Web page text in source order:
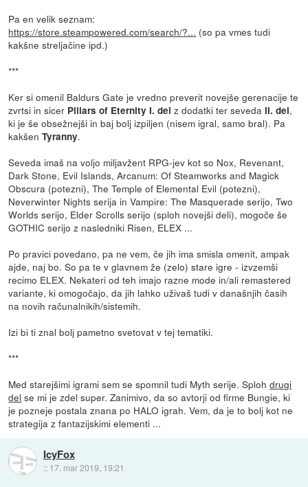
Pa en velik seznam:
https://store.steampowered.com/search/?... (so pa vmes tudi
kakšne streljačine ipd.)
***
Ker si omenil Baldurs Gate je vredno preverit novejše gerenacije te
zvrtsi in sicer Pillars of Eternity I. del z dodatki ter sevedaII. del,
ki je še obsežnejši in baj bolj izpiljen (nisem igral, samo bral). Pa
kakšenTyranny.
Seveda imaš na voljo miljavžent RPG-jev kot so Nox, Revenant,
Dark Stone, Evil Islands, Arcanum: Of Steamworks and Magick
Obscura (potezni), The Temple of Elemental Evil (potezni),
Neverwinter Nights serija in Vampire: The Masquerade serijo, Two
Worlds serijo, Elder Scrolls serijo (sploh novejši deli), mogoče še
GOTHIC serijo z nasledniki Risen, ELEX ...
Po pravici povedano, pa ne vem, če jih ima smisla omenit, ampak
ajde, naj bo. So pa te v glavnem že (zelo) stare igre - izvzemši
recimo ELEX. Nekateri od teh imajo razne mode in/ali remastered
variante, ki omogočajo, da jih lahko uživaš tudi v današnjih časih
na novih računalnikih/sistemih.
Izi bi ti znal bolj pametno svetovat v tej tematiki.
***
Med starejšimi igrami sem se spomnil tudi Myth serije. Splohdrugi
del se mi je zdel super. Zanimivo, da so avtorji od firme Bungie, ki
je pozneje postala znana po HALO igrah. Vem, da je to bolj kot ne
strategija z fantazijskimi elementi ...
IcyFox
:: 17. mar 2019, 19:21